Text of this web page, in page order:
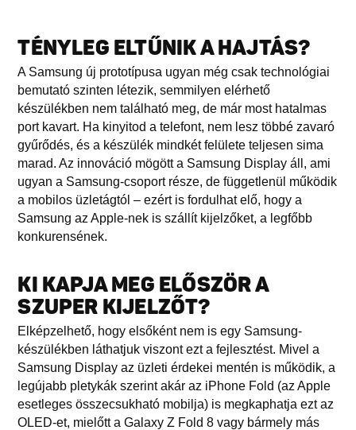
TÉNYLEG ELTŰNIK A HAJTÁS?
A Samsung új prototípusa ugyan még csak technológiai
bemutató szinten létezik, semmilyen elérhető
készülékben nem található meg, de már most hatalmas
port kavart. Ha kinyitod a telefont, nem lesz többé zavaró
gyűrődés, és a készülék mindkét felülete teljesen sima
marad. Az innováció mögött a Samsung Display áll, ami
ugyan a Samsung-csoport része, de függetlenül működik
a mobilos üzletágtól – ezért is fordulhat elő, hogy a
Samsung az Apple-nek is szállít kijelzőket, a legfőbb
konkurensének.
KI KAPJA MEG ELŐSZÖR A
SZUPER KIJELZŐT?
Elképzelhető, hogy elsőként nem is egy Samsung-
készülékben láthatjuk viszont ezt a fejlesztést. Mivel a
Samsung Display az üzleti érdekei mentén is működik, a
legújabb pletykák szerint akár az iPhone Fold (az Apple
esetleges összecsukható mobilja) is megkaphatja ezt az
OLED-et, mielőtt a Galaxy Z Fold 8 vagy bármely más